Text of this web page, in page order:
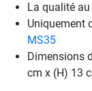
La qualité
Uniquement
MS35
Dimensions
cm x (H) 13